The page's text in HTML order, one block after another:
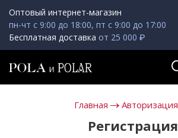
Оптовый интернет-магазин
пн-чт с 9:00 до 18:00, пт с 9:00 до 17:00
Бесплатная доставка от 25 000 ₽
Главная Авторизация
Регистрация